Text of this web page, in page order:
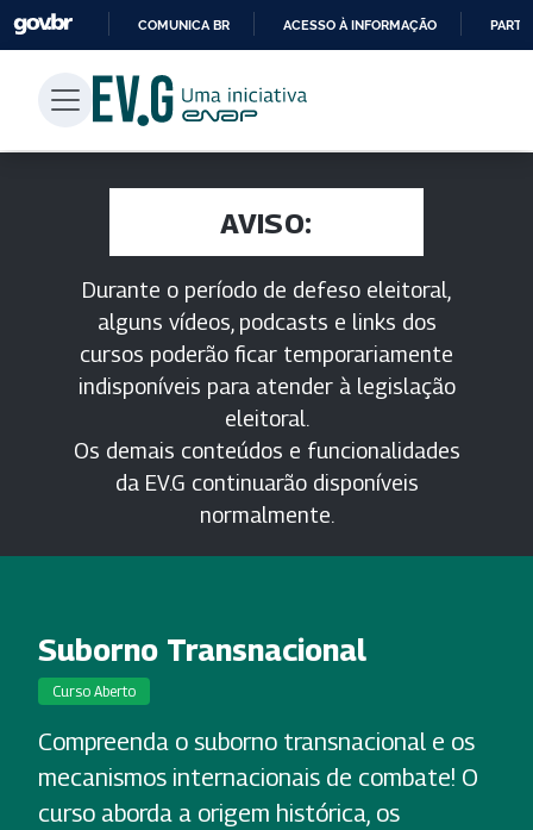
PARA
CONTEÚDO
COMUNICA BR ACESSO À INFORMAÇÃO
AVISO:
Durante o período de defeso eleitoral,
alguns vídeos, podcasts e links dos
cursos poderão ficar temporariamente
indisponíveis para atender à legislação
eleitoral.
Os demais conteúdos e funcionalidades
da EV.G continuarão disponíveis
normalmente.
Suborno Transnacional
Curso Aberto
Compreenda o suborno transnacional e os
mecanismos internacionais de combate! O
curso aborda a origem histórica, os